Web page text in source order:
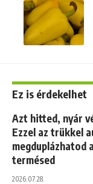
Ez is érdekelhet
Azt hitted, nyár
Ezzel az trükkel
megduplázhatod
termésed
2026.07.28.